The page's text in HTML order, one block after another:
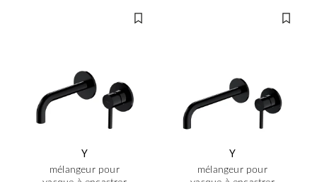
Y
mélangeur pour
Y
mélangeur pour